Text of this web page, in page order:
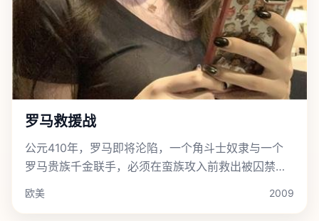
罗马救援战
公元410年，罗马即将沦陷，一个角斗士奴隶与一个
罗马贵族千金联手，必须在蛮族攻入前救出被囚禁的
最后一支罗马军团。
欧美 2009